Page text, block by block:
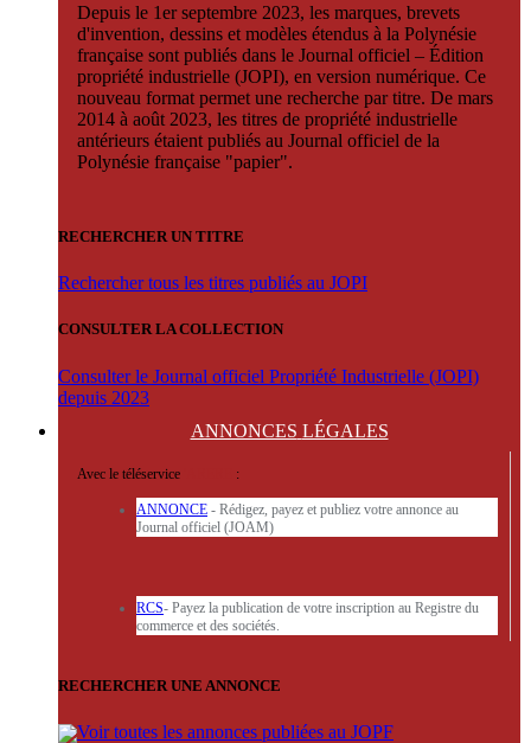
Depuis le 1er septembre 2023, les marques, brevets
d'invention, dessins et modèles étendus à la Polynésie
française sont publiés dans le Journal officiel – Édition
propriété industrielle (JOPI), en version numérique. Ce
nouveau format permet une recherche par titre. De mars
2014 à août 2023, les titres de propriété industrielle
antérieurs étaient publiés au Journal officiel de la
Polynésie française "papier".
RECHERCHER UN TITRE
Rechercher tous les titres publiés au JOPI
CONSULTER LA COLLECTION
Consulter le Journal officiel Propriété Industrielle (JOPI)
depuis 2023
ANNONCES LÉGALES
Avec le téléservice :
ANNONCE - Rédigez, payez et publiez votre annonce au
Journal officiel (JOAM)
RCS- Payez la publication de votre inscription au Registre du
commerce et des sociétés.
RECHERCHER UNE ANNONCE
Voir toutes les annonces publiées au JOPF